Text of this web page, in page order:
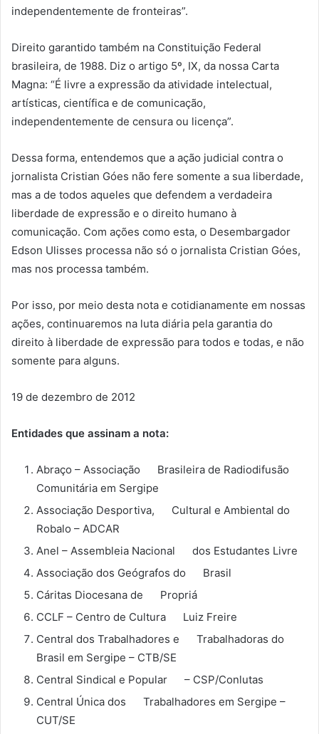
independentemente de fronteiras”.
Direito garantido também na Constituição Federal
brasileira, de 1988. Diz o artigo 5º, IX, da nossa Carta
Magna: “É livre a expressão da atividade intelectual,
artísticas, científica e de comunicação,
independentemente de censura ou licença”.
Dessa forma, entendemos que a ação judicial contra o
jornalista Cristian Góes não fere somente a sua liberdade,
mas a de todos aqueles que defendem a verdadeira
liberdade de expressão e o direito humano à
comunicação. Com ações como esta, o Desembargador
Edson Ulisses processa não só o jornalista Cristian Góes,
mas nos processa também.
Por isso, por meio desta nota e cotidianamente em nossas
ações, continuaremos na luta diária pela garantia do
direito à liberdade de expressão para todos e todas, e não
somente para alguns.
19 de dezembro de 2012
Entidades que assinam a nota:
Abraço – Associação Brasileira de Radiodifusão
Comunitária em Sergipe
Associação Desportiva, Cultural e Ambiental do
Robalo – ADCAR
Anel – Assembleia Nacional dos Estudantes Livre
Associação dos Geógrafos do Brasil
Cáritas Diocesana de Propriá
CCLF – Centro de Cultura Luiz Freire
Central dos Trabalhadores e Trabalhadoras do
Brasil em Sergipe – CTB/SE
Central Sindical e Popular – CSP/Conlutas
Central Única dos Trabalhadores em Sergipe –
CUT/SE